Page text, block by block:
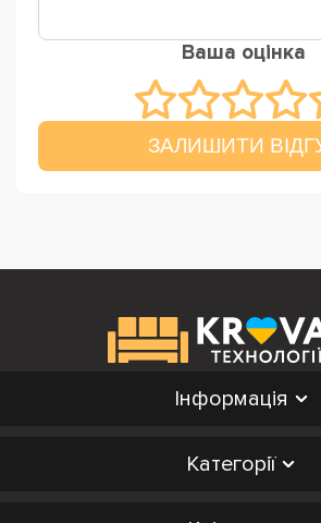
Ваша оцінка
ЗАЛИШИТИ
Інформація
Категорії